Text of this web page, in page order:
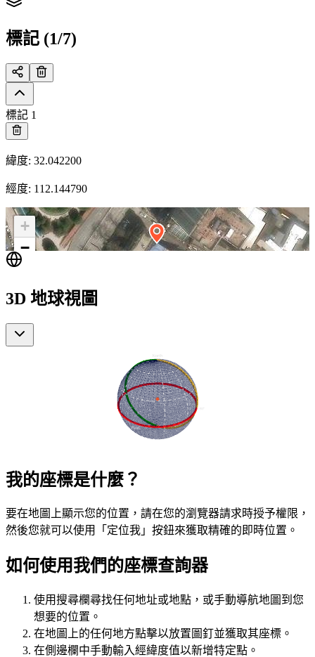
標記 (1/7)
標記 1
緯度: 32.042200
經度: 112.144790
+
−
3D 地球視圖
我的座標是什麼？
要在地圖上顯示您的位置，請在您的瀏覽器請求時授予權限，
然後您就可以使用「定位我」按鈕來獲取精確的即時位置。
如何使用我們的座標查詢器
使用搜尋欄尋找任何地址或地點，或手動導航地圖到您
想要的位置。
在地圖上的任何地方點擊以放置圖釘並獲取其座標。
在側邊欄中手動輸入經緯度值以新增特定點。